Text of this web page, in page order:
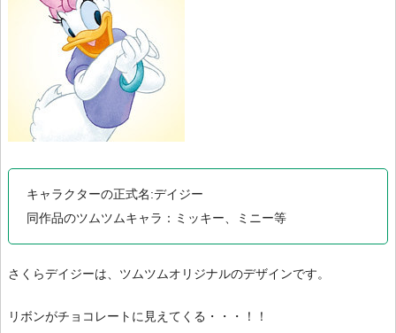
キャラクターの正式名:デイジー
同作品のツムツムキャラ：ミッキー、ミニー等
さくらデイジーは、ツムツムオリジナルのデザインです。
リボンがチョコレートに見えてくる・・・！！